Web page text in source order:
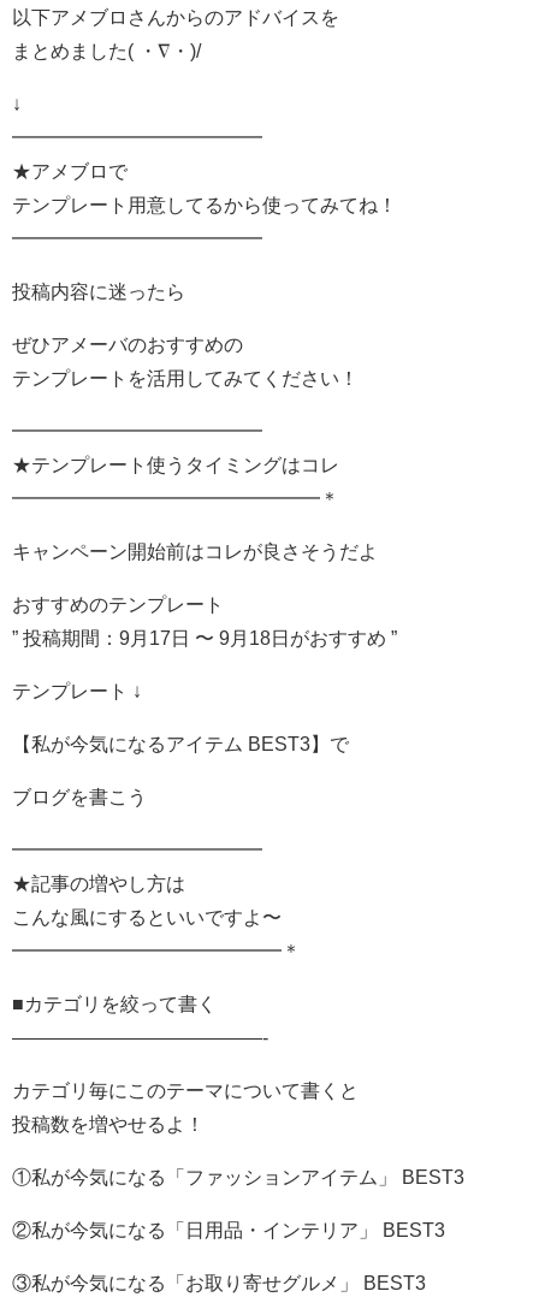
以下アメブロさんからのアドバイスを
まとめました( ・∇・)/
↓
━━━━━━━━━━━━━
★アメブロで
テンプレート用意してるから使ってみてね！
━━━━━━━━━━━━━
投稿内容に迷ったら
ぜひアメーバのおすすめの
テンプレートを活用してみてください！
━━━━━━━━━━━━━
★テンプレート使うタイミングはコレ
━━━━━━━━━━━━━━━━＊
キャンペーン開始前はコレが良さそうだよ
おすすめのテンプレート
” 投稿期間：9月17日 〜 9月18日がおすすめ ”
テンプレート ↓
【私が今気になるアイテム BEST3】で
ブログを書こう
━━━━━━━━━━━━━
★記事の増やし方は
こんな風にするといいですよ〜
━━━━━━━━━━━━━━＊
■カテゴリを絞って書く
—————————————-
カテゴリ毎にこのテーマについて書くと
投稿数を増やせるよ！
①私が今気になる「ファッションアイテム」 BEST3
②私が今気になる「日用品・インテリア」 BEST3
③私が今気になる「お取り寄せグルメ」 BEST3